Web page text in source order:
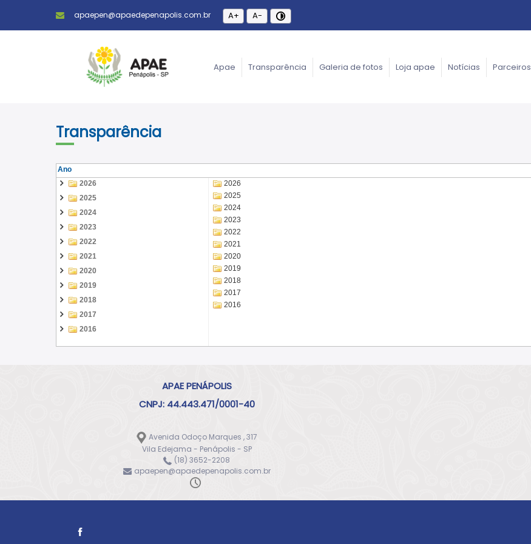
apaepen@apaedepenapolis.com.br A+ A-
Apae Transparência Galeria de fotos Loja apae Notícias Parceiros
Transparência
Ano
2026
2025
2024
2023
2022
2021
2020
2019
2018
2017
2016
2026
2025
2024
2023
2022
2021
2020
2019
2018
2017
2016
APAE PENÁPOLIS
CNPJ: 44.443.471/0001-40
Avenida Odoço Marques , 317
Vila Edejama - Penápolis - SP
(18) 3652-2208
apaepen@apaedepenapolis.com.br